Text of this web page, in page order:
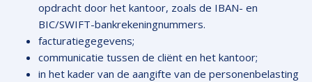
opdracht door het kantoor, zoals de IBAN- en
BIC/SWIFT-bankrekeningnummers.
facturatiegegevens;
communicatie tussen de cliënt en het kantoor;
in het kader van de aangifte van de personenbelasting